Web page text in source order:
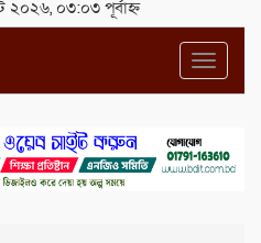
২০২৬, ০৩:০৩ পূর্বাহ্ন